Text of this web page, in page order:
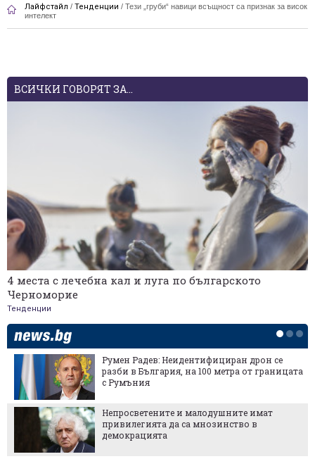
Лайфстайл / Тенденции / Тези „груби“ навици всъщност са признак за висок
интелект
ВСИЧКИ ГОВОРЯТ ЗА...
4 места с лечебна кал и луга по българското
Черноморие
Тенденции
Румен Радев: Неидентифициран дрон се
разби в България, на 100 метра от границата
с Румъния
Непросветените и малодушните имат
привилегията да са мнозинство в
демокрацията